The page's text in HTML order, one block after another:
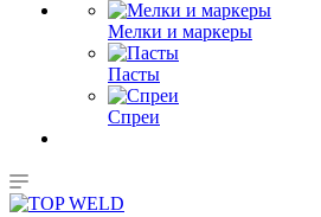
Мелки и маркеры
Пасты
Спреи